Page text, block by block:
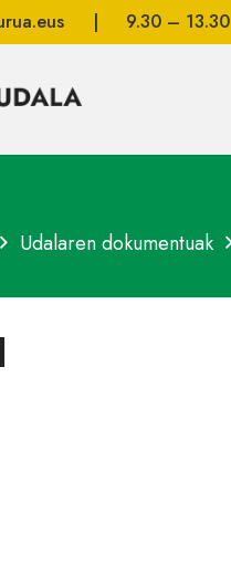
| 9.30 – 13.30
Udalaren dokumentuak